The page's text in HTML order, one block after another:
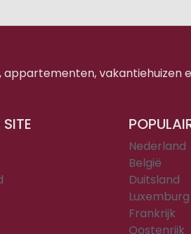
vakantiehuizen
Nederland
België
Duitsland
Luxemburg
Frankrijk
Oostenrijk